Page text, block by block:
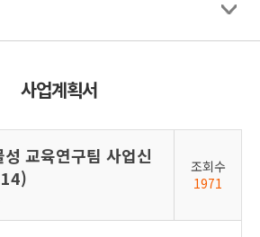
사업계획서
교육연구팀 사업신
조회수
1971